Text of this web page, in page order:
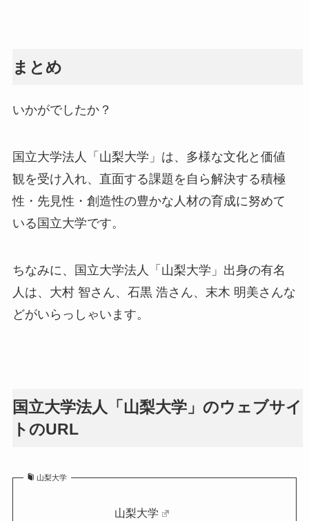
まとめ
いかがでしたか？
国立大学法人「山梨大学」は、多様な文化と価値
観を受け入れ、直面する課題を自ら解決する積極
性・先見性・創造性の豊かな人材の育成に努めて
いる国立大学です。
ちなみに、国立大学法人「山梨大学」出身の有名
人は、大村 智さん、石黒 浩さん、末木 明美さんな
どがいらっしゃいます。
国立大学法人「山梨大学」のウェブサイ
トのURL
山梨大学
山梨大学